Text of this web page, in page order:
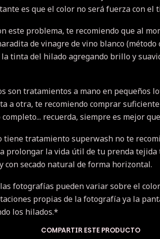
es que el color no será fuerza con el
este problema, te recomiendo que al
de vinagre de vino blanco
tinta del hilado agregando brillo y
son tratamientos a mano en pequeños
a otra, te recomiendo comprar
recuerda, siempre es mejor
tiene tratamiento superwash no te
prolongar la vida útil de tu prenda tejida
con secado natural de forma horizontal.
fotografías pueden variar sobre el
propias de la fotografía ya la
los hilados.*
COMPARTIR ESTE PRODUCTO